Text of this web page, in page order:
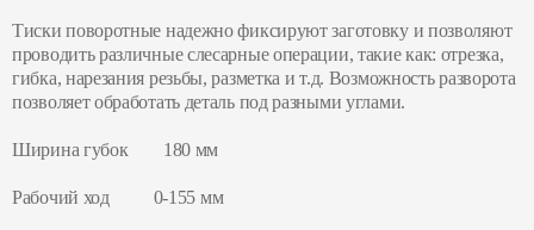
Тиски поворотные надежно фиксируют заготовку и позволяют
проводить различные слесарные операции, такие как: отрезка,
гибка, нарезания резьбы, разметка и т.д. Возможность разворота
позволяет обработать деталь под разными углами.
Ширина губок 180 мм
Рабочий ход 0-155 мм